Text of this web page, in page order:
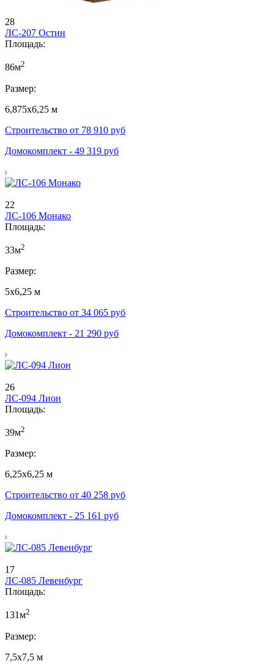
28
ЛС-207 Остин
Площадь:
86м2
Размер:
6,875х6,25 м
Строительство от 78 910 руб
Домокомплект - 49 319 руб
22
ЛС-106 Монако
Площадь:
33м2
Размер:
5х6,25 м
Строительство от 34 065 руб
Домокомплект - 21 290 руб
26
ЛС-094 Лион
Площадь:
39м2
Размер:
6,25х6,25 м
Строительство от 40 258 руб
Домокомплект - 25 161 руб
17
ЛС-085 Левенбург
Площадь:
131м2
Размер:
7,5х7,5 м